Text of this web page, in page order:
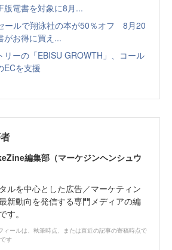
電書を対象に8月...
ールで翔泳社の本が50％オフ 8月20
がお得に買え...
リーの「EBISU GROWTH」、コール
ECを支援
編集部（マーケジンヘンシュウ
ルを中心とした広告／マーケティン
新動向を発信する専門メディアの編
す。
ィールは、執筆時点、または直近の記事の寄稿時点で
す